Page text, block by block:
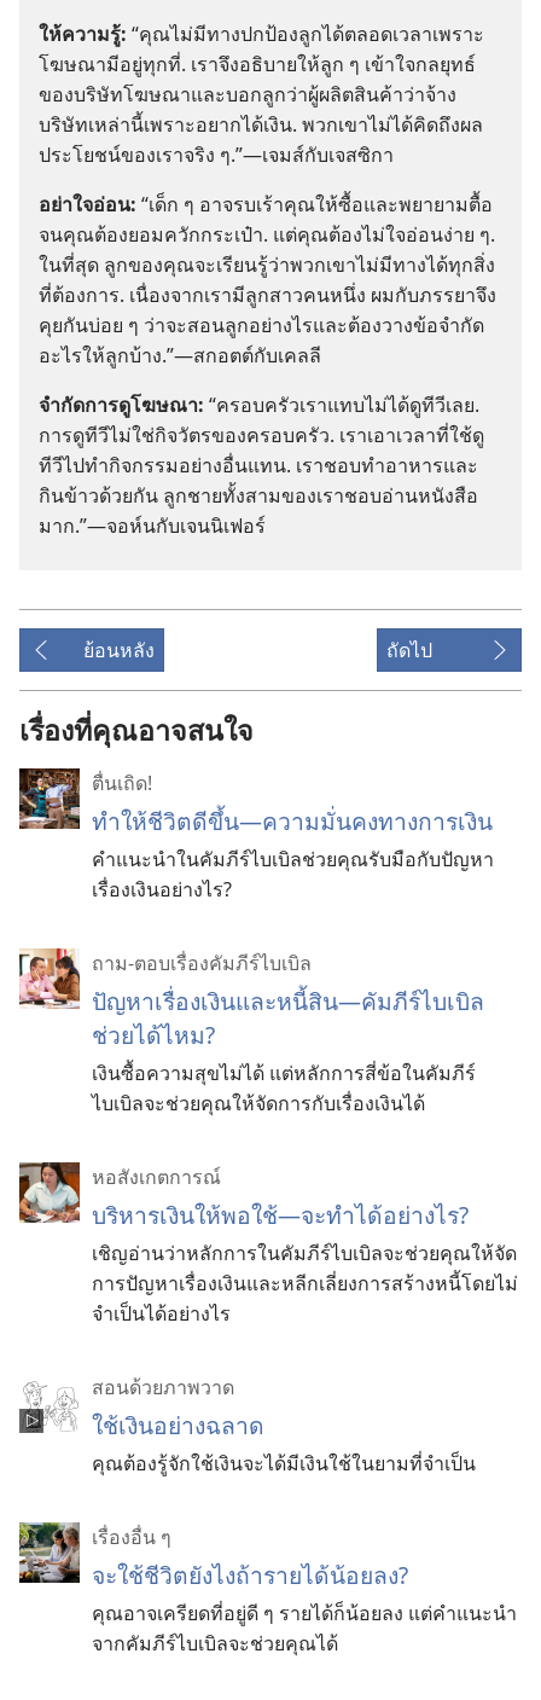
ให้​ความ​รู้: “คุณ​ไม่​มี​ทาง​ปก​ป้อง​ลูก​ได้​ตลอด​เวลา​เพราะ​
โฆษณา​มี​อยู่​ทุก​ที่. เรา​จึง​อธิบาย​ให้​ลูก ๆ เข้าใจ​กลยุทธ์​
ของ​บริษัท​โฆษณา​และ​บอก​ลูก​ว่า​ผู้​ผลิต​สินค้า​ว่า​จ้าง​
บริษัท​เหล่า​นี้​เพราะ​อยาก​ได้​เงิน. พวก​เขา​ไม่​ได้​คิด​ถึง​ผล​
ประโยชน์​ของ​เรา​จริง ๆ.”—เจมส์​กับ​เจสซิกา
อย่า​ใจ​อ่อน: “เด็ก ๆ อาจ​รบเร้า​คุณ​ให้​ซื้อ​และ​พยายาม​ตื้อ​
จน​คุณ​ต้อง​ยอม​ควัก​กระเป๋า. แต่​คุณ​ต้อง​ไม่​ใจ​อ่อน​ง่าย ๆ.
ใน​ที่​สุด ลูก​ของ​คุณ​จะ​เรียน​รู้​ว่า​พวก​เขา​ไม่​มี​ทาง​ได้​ทุก​สิ่ง​
ที่​ต้องการ. เนื่อง​จาก​เรา​มี​ลูก​สาว​คน​หนึ่ง ผม​กับ​ภรรยา​จึง​
คุย​กัน​บ่อย ๆ ว่า​จะ​สอน​ลูก​อย่าง​ไร​และ​ต้อง​วาง​ข้อ​จำกัด​
อะไร​ให้​ลูก​บ้าง.”—สกอตต์​กับ​เคลลี
จำกัด​การ​ดู​โฆษณา: “ครอบครัว​เรา​แทบ​ไม่​ได้​ดู​ทีวี​เลย.
การ​ดู​ทีวี​ไม่​ใช่​กิจวัตร​ของ​ครอบครัว. เรา​เอา​เวลา​ที่​ใช้​ดู​
ทีวี​ไป​ทำ​กิจกรรม​อย่าง​อื่น​แทน. เรา​ชอบ​ทำ​อาหาร​และ​
กิน​ข้าว​ด้วย​กัน ลูก​ชาย​ทั้ง​สาม​ของ​เรา​ชอบ​อ่าน​หนังสือ​
มาก.”—จอห์น​กับ​เจนนิเฟอร์
ย้อนหลัง ถัดไป
เรื่องที่คุณอาจสนใจ
ตื่นเถิด!
ทำให้ชีวิตดีขึ้น—ความมั่นคงทางการเงิน
คำแนะนำในคัมภีร์ไบเบิลช่วยคุณรับมือกับปัญหา
เรื่องเงินอย่างไร?
ถาม-ตอบเรื่องคัมภีร์ไบเบิล
ปัญหาเรื่องเงินและหนี้สิน—คัมภีร์ไบเบิล
ช่วยได้ไหม?
เงินซื้อความสุขไม่ได้ แต่หลักการสี่ข้อในคัมภีร์
ไบเบิลจะช่วยคุณให้จัดการกับเรื่องเงินได้
หอสังเกตการณ์
บริหาร​เงิน​ให้​พอ​ใช้—จะ​ทำ​ได้​อย่าง​ไร?
เชิญ​อ่าน​ว่า​หลักการ​ใน​คัมภีร์​ไบเบิล​จะ​ช่วย​คุณ​ให้​จัด​
การ​ปัญหา​เรื่อง​เงิน​และ​หลีก​เลี่ยง​การ​สร้าง​หนี้​โดย​ไม่​
จำเป็น​ได้​อย่าง​ไร
สอนด้วยภาพวาด
ใช้เงินอย่างฉลาด
คุณต้องรู้จักใช้เงินจะได้มีเงินใช้ในยามที่จำเป็น
เรื่องอื่น ๆ
จะใช้ชีวิตยังไงถ้ารายได้น้อยลง?
คุณอาจเครียดที่อยู่ดี ๆ รายได้ก็น้อยลง แต่คำแนะนำ
จากคัมภีร์ไบเบิลจะช่วยคุณได้